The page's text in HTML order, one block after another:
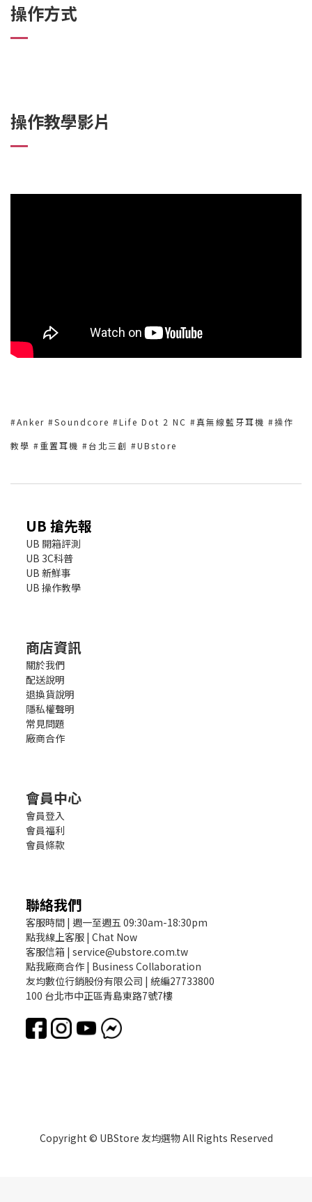
操作方式
操作教學影片
#Anker #Soundcore #Life Dot 2 NC #真無線藍牙耳機 #操作
教學 #重置耳機 #台北三創 #UBstore
UB 搶先報
UB 開箱評測
UB 3C科普
UB 新鮮事
UB 操作教學
商店資訊
關於我們
配送說明
退換貨說明
隱私權聲明
常見問題
廠商合作
會員中心
會員登入
會員福利
會員條款
聯絡我們
客服時間 | 週一至週五 09:30am-18:30pm
點我線上客服 | Chat Now
客服信箱 | service@ubstore.com.tw
點我廠商合作 | Business Collaboration
友均數位行銷股份有限公司 | 統編27733800
100 台北市中正區青島東路7號7樓
Copyright © UBStore 友均選物 All Rights Reserved